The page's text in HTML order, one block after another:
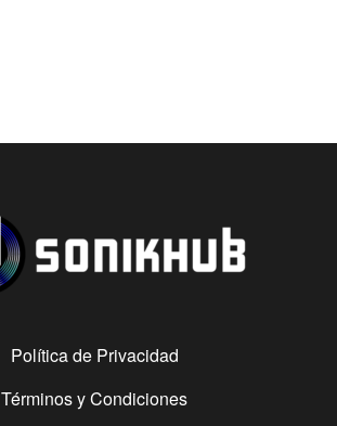
Política de Privacidad
Términos y Condiciones